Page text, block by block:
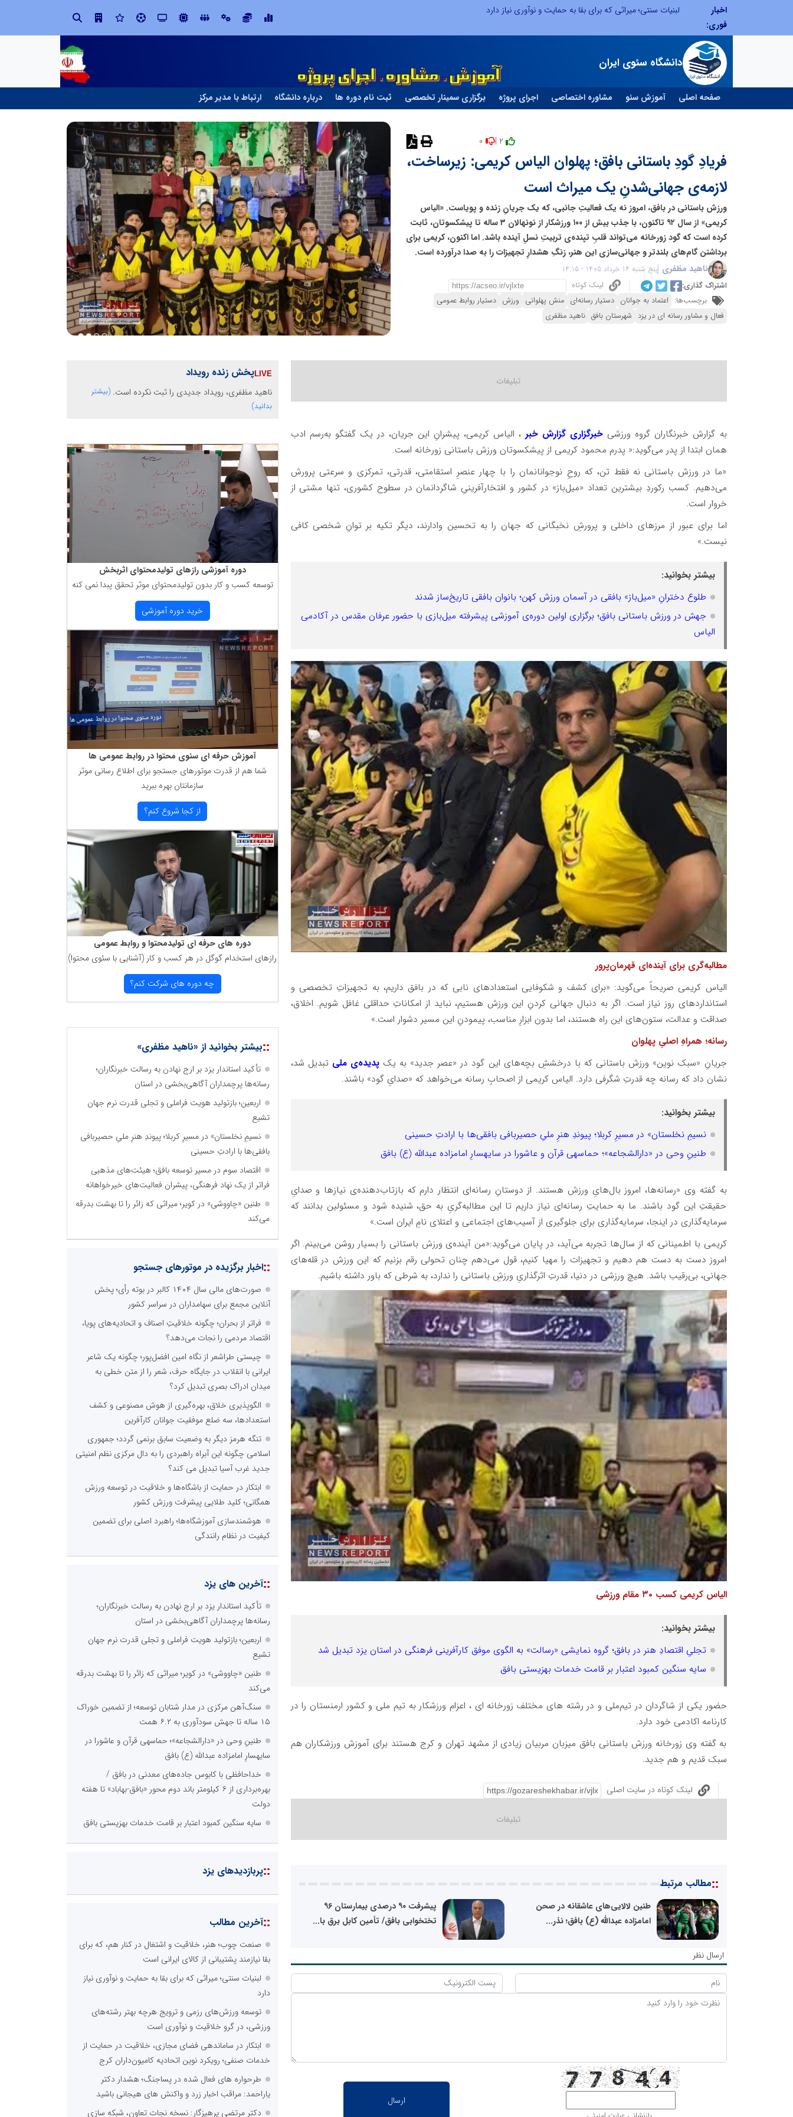
اخبار
فوری:
لبنیات سنتی؛ میراثی که برای بقا به حمایت و نوآوری نیاز دارد
دانشگاه سئوی ایران
صفحه اصلی آموزش سئو مشاوره اختصاصی اجرای پروژه برگزاری سمینار تخصصی ثبت نام دوره ها درباره دانشگاه ارتباط با مدیر مرکز
فریادِ گودِ باستانی بافق؛ پهلوان الیاس کریمی: زیرساخت،
لازمه‌ی جهانی‌شدنِ یک میراث است
ورزش باستانی در بافق، امروز نه یک فعالیتِ جانبی، که یک جریانِ زنده و پویاست. «الیاس
کریمی» از سال ۹۲ تاکنون، با جذب بیش از ۱۰۰ ورزشکار از نونهالان ۳ ساله تا پیشکسوتان، ثابت
کرده است که گود زورخانه می‌تواند قلبِ تپنده‌ی تربیتِ نسلِ آینده باشد. اما اکنون، کریمی برای
برداشتن گام‌های بلندتر و جهانی‌سازی این هنر، زنگِ هشدارِ تجهیزات را به صدا درآورده است.
ناهید مظفری پنج شنبه 14 خرداد 1405 - 14:15
اشتراک گذاری:
لینک کوتاه
برچسب‌ها: اعتماد به جوانان دستیار رسانه‌ای منش پهلوانی ورزش دستیار روابط عمومی
فعال و مشاور رسانه ای در یزد شهرستان بافق ناهید مظفری
به گزارش خبرنگاران گروه ورزشی خبرگزاری گزارش خبر، الیاس کریمی، پیشرانِ این جریان، در یک گفتگو به‌رسم ادب
همان ابتدا از پدر می‌گوید:« پدرم محمود کریمی از پیشکسوتان ورزش باستانی زورخانه است.
«ما در ورزش باستانی نه فقط تن، که روحِ نوجوانانمان را با چهار عنصرِ استقامتی، قدرتی، تمرکزی و سرعتی پرورش
می‌دهیم. کسب رکوردِ بیشترین تعداد «میل‌باز» در کشور و افتخارآفرینیِ شاگردانمان در سطوح کشوری، تنها مشتی از
خروار است.
اما برای عبور از مرزهای داخلی و پرورشِ نخبگانی که جهان را به تحسین وادارند، دیگر تکیه بر توانِ شخصی کافی
نیست.»
بیشتر بخوانید:
طلوع دخترانِ «میل‌باز» بافقی در آسمان ورزش کهن؛ بانوان بافقی تاریخ‌ساز شدند
جهش در ورزش باستانی بافق؛ برگزاری اولین دوره‌ی آموزشی پیشرفته میل‌بازی با حضور عرفان مقدس در آکادمی
الیاس
مطالبه‌گری برای آینده‌ای قهرمان‌پرور
الیاس کریمی صریحاً می‌گوید: «برای کشف و شکوفایی استعدادهای نابی که در بافق داریم، به تجهیزاتِ تخصصی و
استانداردهای روز نیاز است. اگر به دنبال جهانی کردنِ این ورزش هستیم، نباید از امکاناتِ حداقلی غافل شویم. اخلاق،
صداقت و عدالت، ستون‌های این راه هستند، اما بدون ابزارِ مناسب، پیمودنِ این مسیر دشوار است.»
رسانه؛ همراهِ اصلیِ پهلوان
جریانِ «سبک نوین» ورزش باستانی که با درخششِ بچه‌های این گود در «عصر جدید» به یکپدیده‌ی ملی تبدیل شد،
نشان داد که رسانه چه قدرتِ شگرفی دارد. الیاس کریمی از اصحابِ رسانه می‌خواهد که «صدایِ گود» باشند.
بیشتر بخوانید:
نسیمِ نخلستان» در مسیرِ کربلا؛ پیوندِ هنرِ ملیِ حصیربافی بافقی‌ها با ارادتِ حسینی
طنینِ وحی در «دارالشجاعه»؛ حماسهی قرآن و عاشورا در سایهسارِ امامزاده عبدالله (ع) بافق
به گفته وی «رسانه‌ها، امروز بال‌هایِ ورزش هستند. از دوستانِ رسانه‌ای انتظار دارم که بازتاب‌دهنده‌ی نیازها و صدایِ
حقیقتِ این گود باشند. ما به حمایتِ رسانه‌ای نیاز داریم تا این مطالبه‌گریِ به حق، شنیده شود و مسئولین بدانند که
سرمایه‌گذاری در اینجا، سرمایه‌گذاری برای جلوگیری از آسیب‌های اجتماعی و اعتلای نامِ ایران است.»
کریمی با اطمینانی که از سال‌ها تجربه می‌آید، در پایان می‌گوید:«من آینده‌ی ورزش باستانی را بسیار روشن می‌بینم. اگر
امروز دست به دست هم دهیم و تجهیزات را مهیا کنیم، قول می‌دهم چنان تحولی رقم بزنیم که این ورزش در قله‌های
جهانی، بی‌رقیب باشد. هیچ ورزشی در دنیا، قدرتِ اثرگذاریِ ورزشِ باستانی را ندارد، به شرطی که باور داشته باشیم.
الیاس کریمی کسب ۳۰ مقام ورزشی
بیشتر بخوانید:
تجلیِ اقتصادِ هنر در بافق؛ گروه نمایشی «رسالت» به الگوی موفق کارآفرینی فرهنگی در استان یزد تبدیل شد
سایه سنگین کمبود اعتبار بر قامت خدمات بهزیستی بافق
حضور یکی از شاگردان در تیم‌ملی و در رشته های مختلف زورخانه ای ، اعزام ورزشکار به تیم ملی و کشور ارمنستان را در
کارنامه اکادمی خود دارد.
به گفته وی زورخانه ورزش باستانی بافق میزبان مربیان زیادی از مشهد تهران و کرج هستند برای آموزش ورزشکاران هم
سبک قدیم و هم جدید.
لینک کوتاه در سایت اصلی
::مطالب مرتبط
طنین لالایی‌های عاشقانه در صحن
امامزاده عبدالله (ع) بافق؛ نذر...
پیشرفت ۹۰ درصدی بیمارستان ۹۶
تختخوابی بافق/ تأمین کابل برق با...
ارسال نظر
پخش زنده رویداد
ناهید مظفری، رویداد جدیدی را ثبت نکرده است. (بیشتر
بدانید)
دوره آموزشی رازهای تولیدمحتوای اثربخش
توسعه كسب و كار بدون تولیدمحتوای موثر تحقق پبدا نمی كنه
خرید دوره آموزشی
آموزش حرفه ای سئوی محتوا در روابط عمومی ها
شما هم از قدرت موتورهای جستجو برای اطلاع رسانی موثر
سازمانتان بهره ببرید
از كجا شروع كنم؟
دوره های حرفه ای تولیدمحتوا و روابط عمومی
رازهای استخدام گوگل در هر كسب و كار (آشنایی با سئوی محتوا)
چه دوره های شركت كنم؟
::بیشتر بخوانید از «ناهید مظفری»
تأکید استاندار یزد بر ارج نهادن به رسالت خبرنگاران؛
رسانه‌ها پرچمداران آگاهی‌بخشی در استان
اربعین؛ بازتولید هویت فراملی و تجلی قدرت نرم جهان
تشیع
نسیمِ نخلستان» در مسیرِ کربلا؛ پیوندِ هنرِ ملیِ حصیربافی
بافقی‌ها با ارادتِ حسینی
اقتصاد سوم در مسیر توسعه بافق؛ هیئت‌های مذهبی
فراتر از یک نهاد فرهنگی، پیشران فعالیت‌های خیرخواهانه
طنین «چاووشی» در کویر؛ میراثی که زائر را تا بهشت بدرقه
می‌کند
::اخبار برگزیده در موتورهای جستجو
صورت‌های مالی سال ۱۴۰۴ کالبر در بوته رأی؛ پخش
آنلاین مجمع برای سهامداران در سراسر کشور
فراتر از بحران؛ چگونه خلاقیتِ اصناف و اتحادیه‌های پویا،
اقتصاد مردمی را نجات می‌دهد؟
چیستی طراشعر از نگاه امین افضل‌پور؛ چگونه یک شاعر
ایرانی با انقلاب در جایگاه حرف، شعر را از متن خطی به
میدان ادراک بصری تبدیل کرد؟
الگوپذیری خلاق، بهره‌گیری از هوش مصنوعی و کشف
استعدادها، سه ضلع موفقیت جوانان کارآفرین
تنگه هرمز دیگر به وضعیت سابق برنمی گردد؛ جمهوری
اسلامی چگونه این آبراه راهبردی را به دال مرکزی نظم امنیتی
جدید غرب آسیا تبدیل می کند؟
ابتکار در حمایت از باشگاه‌ها و خلاقیت در توسعه ورزش
همگانی؛ کلید طلایی پیشرفت ورزش کشور
هوشمندسازی آموزشگاه‌ها؛ راهبرد اصلی برای تضمین
کیفیت در نظام رانندگی
::آخرین های یزد
تأکید استاندار یزد بر ارج نهادن به رسالت خبرنگاران؛
رسانه‌ها پرچمداران آگاهی‌بخشی در استان
اربعین؛ بازتولید هویت فراملی و تجلی قدرت نرم جهان
تشیع
طنین «چاووشی» در کویر؛ میراثی که زائر را تا بهشت بدرقه
می‌کند
سنگ‌آهن مرکزی در مدار شتابان توسعه؛ از تضمین خوراک
۱۵ ساله تا جهش سودآوری به ۶.۲ همت
طنینِ وحی در «دارالشجاعه»؛ حماسهی قرآن و عاشورا در
سایهسارِ امامزاده عبدالله (ع) بافق
خداحافظی با کابوس جاده‌های معدنی در بافق /
بهره‌برداری از ۶ کیلومتر باند دوم محور «بافق-بهاباد» تا هفته
دولت
سایه سنگین کمبود اعتبار بر قامت خدمات بهزیستی بافق
::پربازدیدهای یزد
::آخرین مطالب
صنعت چوب؛ هنر، خلاقیت و اشتغال در کنار هم، که برای
بقا نیازمند پشتیبانی از کالای ایرانی است
لبنیات سنتی؛ میراثی که برای بقا به حمایت و نوآوری نیاز
دارد
توسعه ورزش‌های رزمی و ترویج هرچه بهتر رشته‌های
ورزشی، در گرو خلاقیت و نوآوری است
ابتکار در ساماندهی فضای مجازی، خلاقیت در حمایت از
خدمات صنفی؛ رویکرد نوین اتحادیه کامیون‌داران کرج
طرحواره های فعال شده در پساجنگ؛ هشدار دکتر
یاراحمد: مراقب اخبار زرد و واکنش های هیجانی باشید
دکتر مرتضی پرهیزگار: نسخه نجات تعاون، شبکه سازی